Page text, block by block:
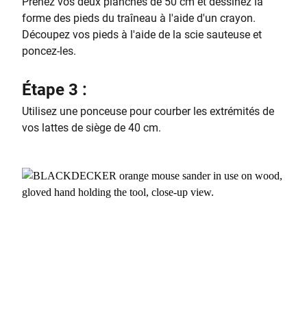
forme des pieds du traîneau à l'aide d'un crayon.
Découpez vos pieds à l'aide de la scie sauteuse et
poncez-les.
Étape 3 :
Utilisez une ponceuse pour courber les extrémités de
vos lattes de siège de 40 cm.